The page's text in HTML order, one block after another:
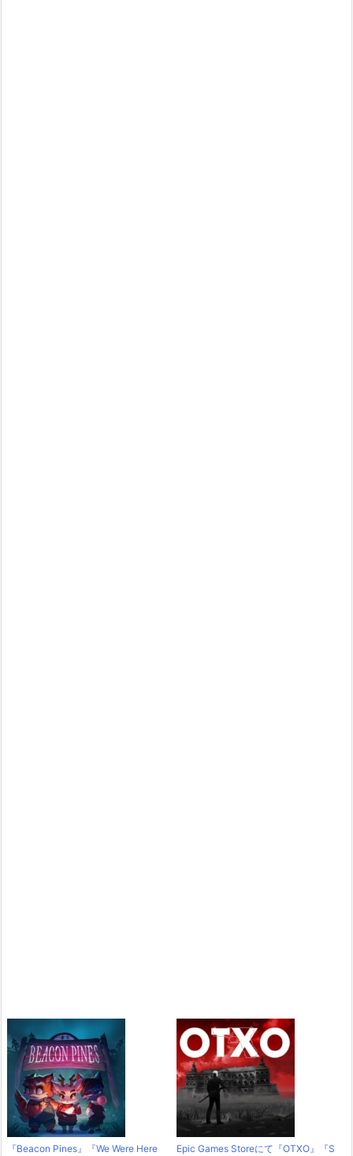
『Beacon Pines』『We Were Here
Epic Games Storeにて『OTXO』『S